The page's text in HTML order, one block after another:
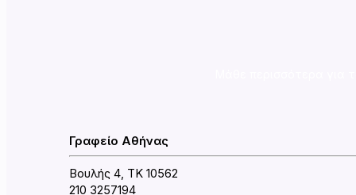
Γραφείο Αθήνας
Βουλής 4, ΤΚ 10562
210 3257194